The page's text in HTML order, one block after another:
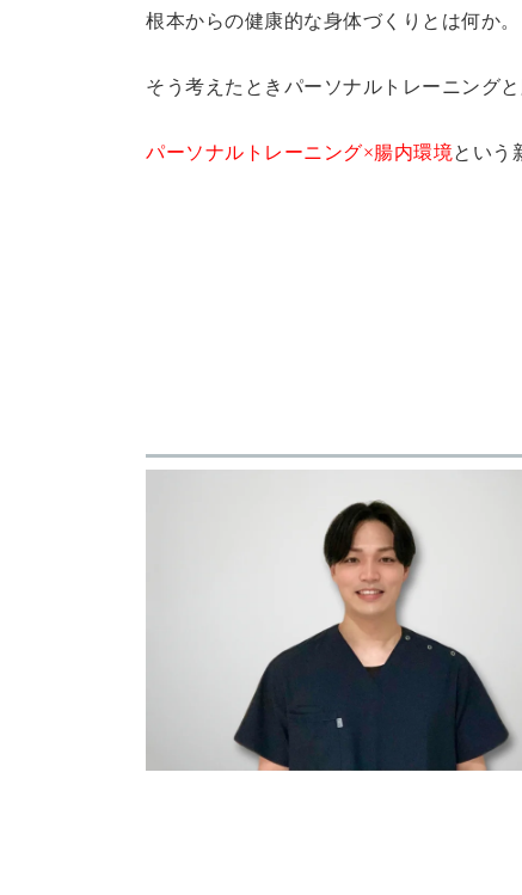
根本からの健康的な身体づくりとは何か。
そう考えたときパーソナルトレーニング
パーソナルトレーニング×腸内環境という